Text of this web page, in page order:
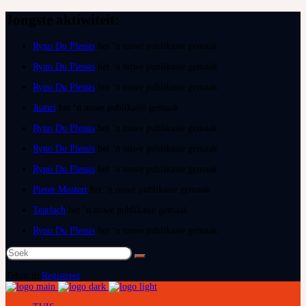
Ryno Du Plessis
Ryno Du Plessis
Ryno Du Plessis
Juanri
Ryno Du Plessis
Ryno Du Plessis
Ryno Du Plessis
Pieter Mostert
Tearlach
Ryno Du Plessis
Soek
na:
Registreer